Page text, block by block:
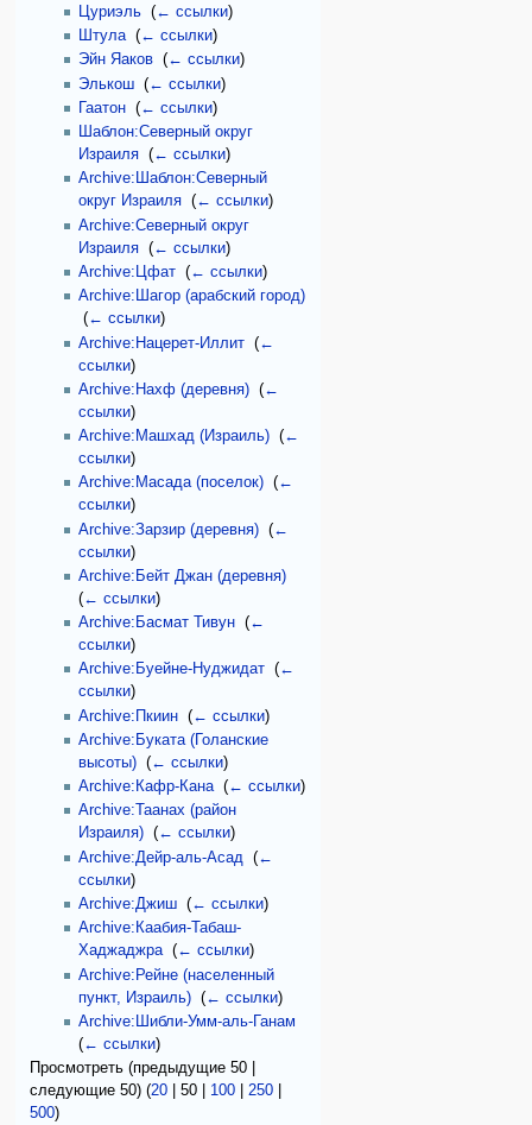
Цуриэль ‎(← ссылки)
Штула‎(← ссылки)
Эйн Яаков ‎(← ссылки)
Элькош ‎(← ссылки)
Гаатон ‎(← ссылки)
Шаблон:Северный округ
Израиля ‎(← ссылки)
Archive:Шаблон:Северный
округ Израиля ‎(← ссылки)
Archive:Северный округ
Израиля ‎(← ссылки)
Archive:Цфат ‎(← ссылки)
Archive:Шагор (арабский город)
‎(← ссылки)
Archive:Нацерет-Иллит ‎(←
ссылки)
Archive:Нахф (деревня) ‎(←
ссылки)
Archive:Машхад (Израиль) ‎(←
ссылки)
Archive:Масада (поселок) ‎(←
ссылки)
Archive:Зарзир (деревня) ‎(←
ссылки)
Archive:Бейт Джан (деревня)
(← ссылки)
Archive:Басмат Тивун ‎(←
ссылки)
Archive:Буейне-Нуджидат ‎(←
ссылки)
Archive:Пкиин ‎(← ссылки)
Archive:Буката (Голанские
высоты) ‎(← ссылки)
Archive:Кафр-Кана‎(← ссылки)
Archive:Таанах (район
Израиля) ‎(← ссылки)
Archive:Дейр-аль-Асад ‎(←
ссылки)
Archive:Джиш ‎(← ссылки)
Archive:Каабия-Табаш-
Хаджаджра‎(← ссылки)
Archive:Рейне (населенный
пункт, Израиль) ‎(← ссылки)
Archive:Шибли-Умм-аль-Ганам
(← ссылки)
Просмотреть (предыдущие 50
следующие 50) (20 |50 100 |250
500)